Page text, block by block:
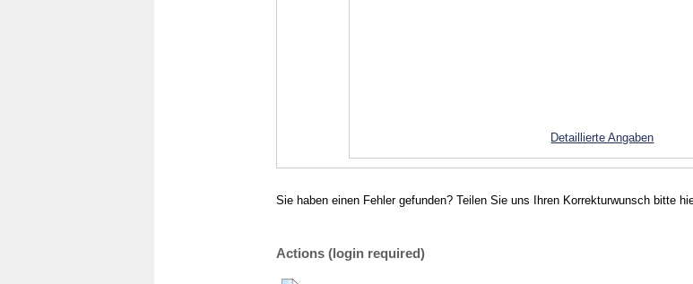
Detaillierte Angaben
Sie haben einen Fehler gefunden? Teilen Sie uns Ihren Korrekturwunsch bitte
Actions (login required)